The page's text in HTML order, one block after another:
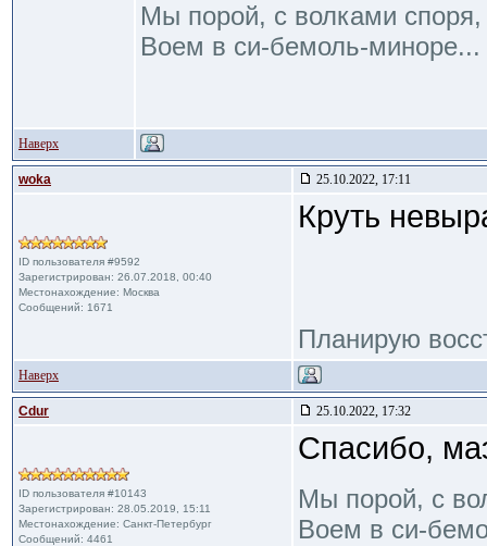
Мы порой, с волками споря,
Воем в си-бемоль-миноре...
Наверх
woka 25.10.2022, 17:11
ID пользователя #9592
Зарегистрирован: 26.07.2018, 00:40
Местонахождение: Москва
Сообщений: 1671
Круть
Планирую
Наверх
Cdur 25.10.2022, 17:32
ID пользователя #10143
Зарегистрирован: 28.05.2019, 15:11
Местонахождение: Санкт-Петербург
Сообщений: 4461
Спасибо,
Мы порой, с
Воем в си-